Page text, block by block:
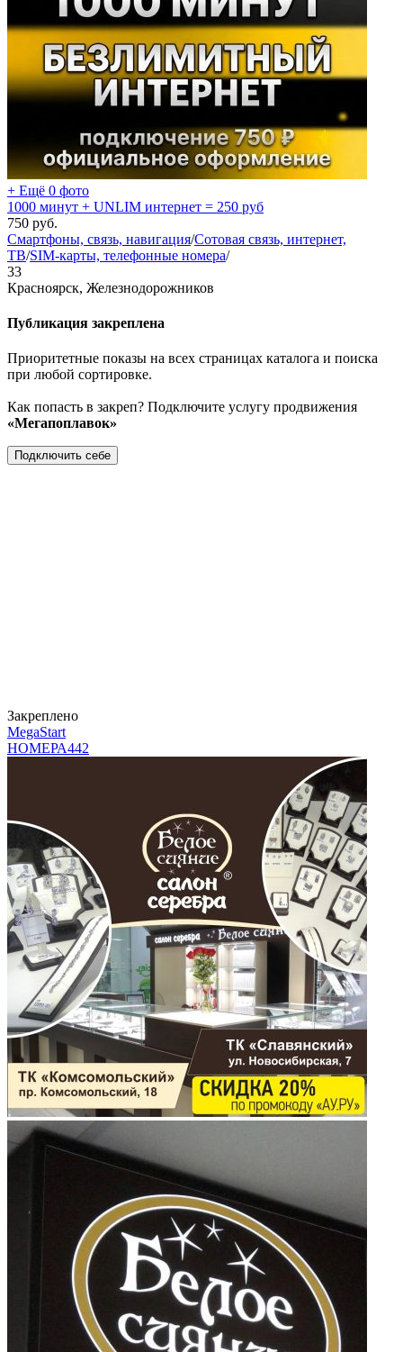
+ Ещё 0 фото
1000 минут + UNLIM интернет = 250 руб
750 руб.
Смартфоны, связь, навигация/Сотовая связь, интернет,
ТВ/SIM-карты, телефонные номера/
33
Красноярск, Железнодорожников
Публикация закреплена
Приоритетные показы на всех страницах каталога и поиска
при любой сортировке.
Как попасть в закреп? Подключите услугу продвижения
«Мегапоплавок»
Подключить себе
Закреплено
MegaStart
НОМЕРА442